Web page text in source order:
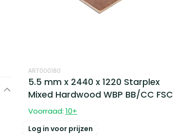
ART000180
5.5 mm x 2440 x 1220 Starplex
Mixed Hardwood WBP BB/CC FSC
Voorraad: 10+
Log in voor prijzen